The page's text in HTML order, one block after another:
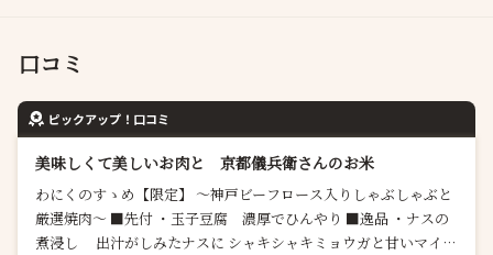
口コミ
ピックアップ！口コミ
美味しくて美しいお肉と 京都儀兵衛さんのお米
わにくのすゝめ【限定】 ～神戸ビーフロース入りしゃぶしゃぶと
厳選焼肉～ ■先付 ・玉子豆腐 濃厚でひんやり ■逸品 ・ナスの
煮浸し 出汁がしみたナスに シャキシャキミョウガと甘いマイク